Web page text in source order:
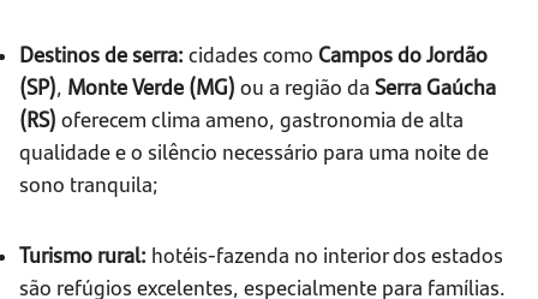
Destinos de serra: cidades como Campos do Jordão
(SP), Monte Verde (MG) ou a região da Serra Gaúcha
(RS) oferecem clima ameno, gastronomia de alta
qualidade e o silêncio necessário para uma noite de
sono tranquila;
Turismo rural: hotéis-fazenda no interior dos estados
são refúgios excelentes, especialmente para famílias.